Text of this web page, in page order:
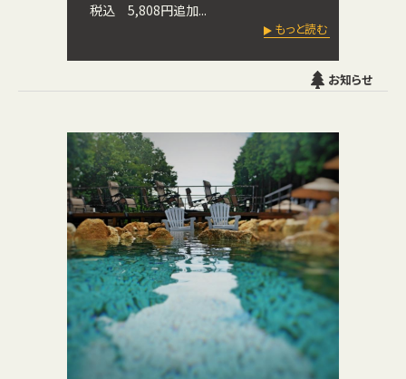
税込 5,808円追加...
もっと読む
お知らせ